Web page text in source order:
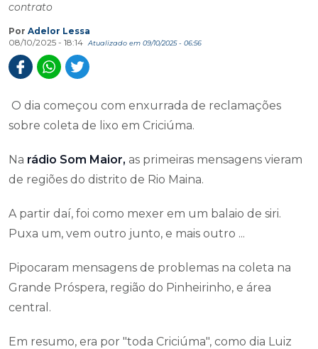
contrato
Por Adelor Lessa
08/10/2025 - 18:14
Atualizado em 09/10/2025 - 06:56
O dia começou com enxurrada de reclamações
sobre coleta de lixo em Criciúma.
Na rádio Som Maior, as primeiras mensagens vieram
de regiões do distrito de Rio Maina.
A partir daí, foi como mexer em um balaio de siri.
Puxa um, vem outro junto, e mais outro ...
Pipocaram mensagens de problemas na coleta na
Grande Próspera, região do Pinheirinho, e área
central.
Em resumo, era por "toda Criciúma", como dia Luiz